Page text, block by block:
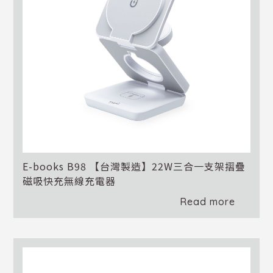
E-books B98 【台灣製造】22W三合一支架摺疊
磁吸快充無線充電器
Read more